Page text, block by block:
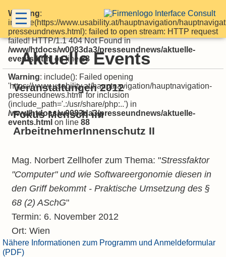
Warning:
include(https://www.usability.at/hauptnavigation/
presseundnews.html): failed to open stream: HTTP request
failed! HTTP/1.1 404 Not Found in
/www/htdocs/w0083da3/presseundnews/aktuelle-
events.html on line88
Warning: include(): Failed opening
'https://www.usability.at/hauptnavigation/hauptnavigation-
presseundnews.html' for inclusion
(include_path='.:/usr/share/php:..') in
/www/htdocs/w0083da3/presseundnews/aktuelle-
events.html on line 88
Aktuelle Events
Veranstaltungen 2012
Fokus Mensch im
ArbeitnehmerInnenschutz II
Mag. Norbert Zellhofer zum Thema: "Stressfaktor
"Computer" und wie Softwareergonomie diesen in
den Griff bekommt - Praktische Umsetzung des §
68 (2) ASchG"
Termin: 6. November 2012
Ort: Wien
Nähere Informationen zum Programm und Anmeldeformular
(PDF)